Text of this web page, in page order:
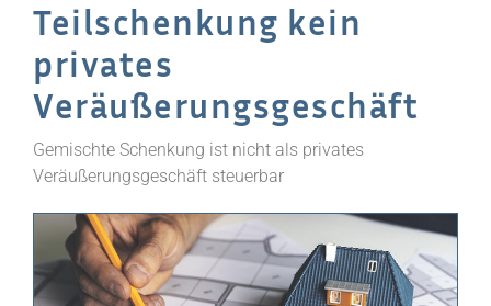
Teilschenkung kein
privates
Veräußerungsgeschäft
Gemischte Schenkung ist nicht als privates
Veräußerungsgeschäft steuerbar